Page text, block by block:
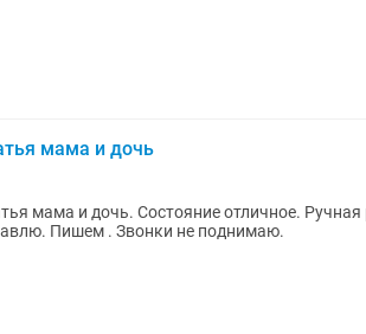
мама и дочь
мама и дочь. Состояние отличное. Ручная
Пишем . Звонки не поднимаю.